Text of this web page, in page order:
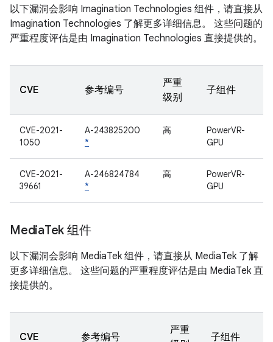
以下漏洞会影响 Imagination Technologies 组件，请直接从
Imagination Technologies 了解更多详细信息。 这些问题的
严重程度评估是由 Imagination Technologies 直接提供的。
CVE 参考编号
严重
级别
子组件
CVE-2021-
1050
A-243825200
*
高
PowerVR-
GPU
CVE-2021-
39661
A-246824784
*
高
PowerVR-
GPU
MediaTek 组件
以下漏洞会影响 MediaTek 组件，请直接从 MediaTek 了解
更多详细信息。 这些问题的严重程度评估是由 MediaTek 直
接提供的。
CVE 参考编号
严重
子组件